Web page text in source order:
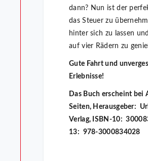
dann? Nun ist der
das Steuer zu
hinter sich zu lassen
auf vier Rädern zu
Gute Fahrt und
Erlebnisse!
Das Buch erscheint bei
Seiten, Herausgeber‏: ‎ Urban Pages
Verlag, ISBN-10‏: ‎ 3000834028, ISBN-
13: ‎ 978-3000834028